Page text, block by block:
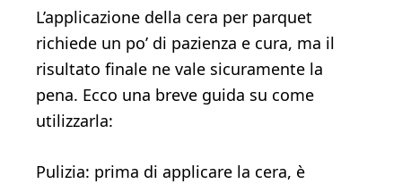
L’applicazione della cera per parquet
richiede un po’ di pazienza e cura, ma il
risultato finale ne vale sicuramente la
pena. Ecco una breve guida su come
utilizzarla:
Pulizia: prima di applicare la cera, è